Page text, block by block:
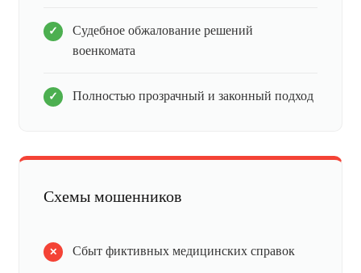
Судебное обжалование решений
военкомата
Полностью прозрачный и законный подход
Схемы мошенников
Сбыт фиктивных медицинских справок